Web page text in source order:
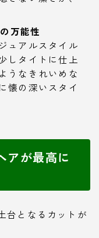
万能性
ュアルスタイル
しタイトに仕上
うなきれいめな
懐の深いスタイ
アが最高に
台となるカットが